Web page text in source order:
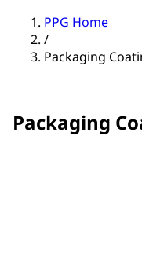
PPG Home
/
Packaging
Packaging